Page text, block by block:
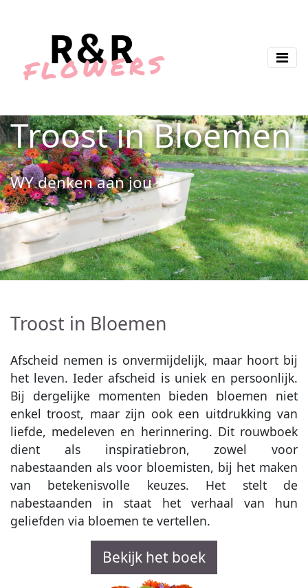
Troost in Bloemen
WY denken aan jou
Troost in Bloemen
Afscheid nemen is onvermijdelijk, maar hoort bij
het leven. Ieder afscheid is uniek en persoonlijk.
Bij dergelijke momenten bieden bloemen niet
enkel troost, maar zijn ook een uitdrukking van
liefde, medeleven en herinnering. Dit rouwboek
dient als inspiratiebron, zowel voor
nabestaanden als voor bloemisten, bij het maken
van betekenisvolle keuzes. Het stelt de
nabestaanden in staat het verhaal van hun
geliefden via bloemen te vertellen.
Bekijk het boek